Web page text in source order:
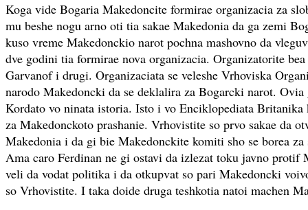
Koga vide Bogaria Makedoncite formirae organizacia za
mu beshe nogu arno oti tia sakae Makedonia da ga zemi
kuso vreme Makedonckio narot pochna mashovno da
dve godini tia formirae nova organizacia. Organizatorite
Garvanof i drugi. Organizaciata se veleshe Vrhoviska
narodo Makedoncki da se deklalira za Bogarcki narot.
Kordato vo ninata istoria. Isto i vo Enciklopediata Britanika
za Makedonckoto prashanie. Vrhovistite so prvo sakae da
Makedonia i da gi bie Makedonckite komiti sho se borea za
Ama caro Ferdinan ne gi ostavi da izlezat toku javno protif
veli da vodat politika i da otkupvat so pari Makedoncki
so Vrhovistite. I taka doide druga teshkotia natoi machen